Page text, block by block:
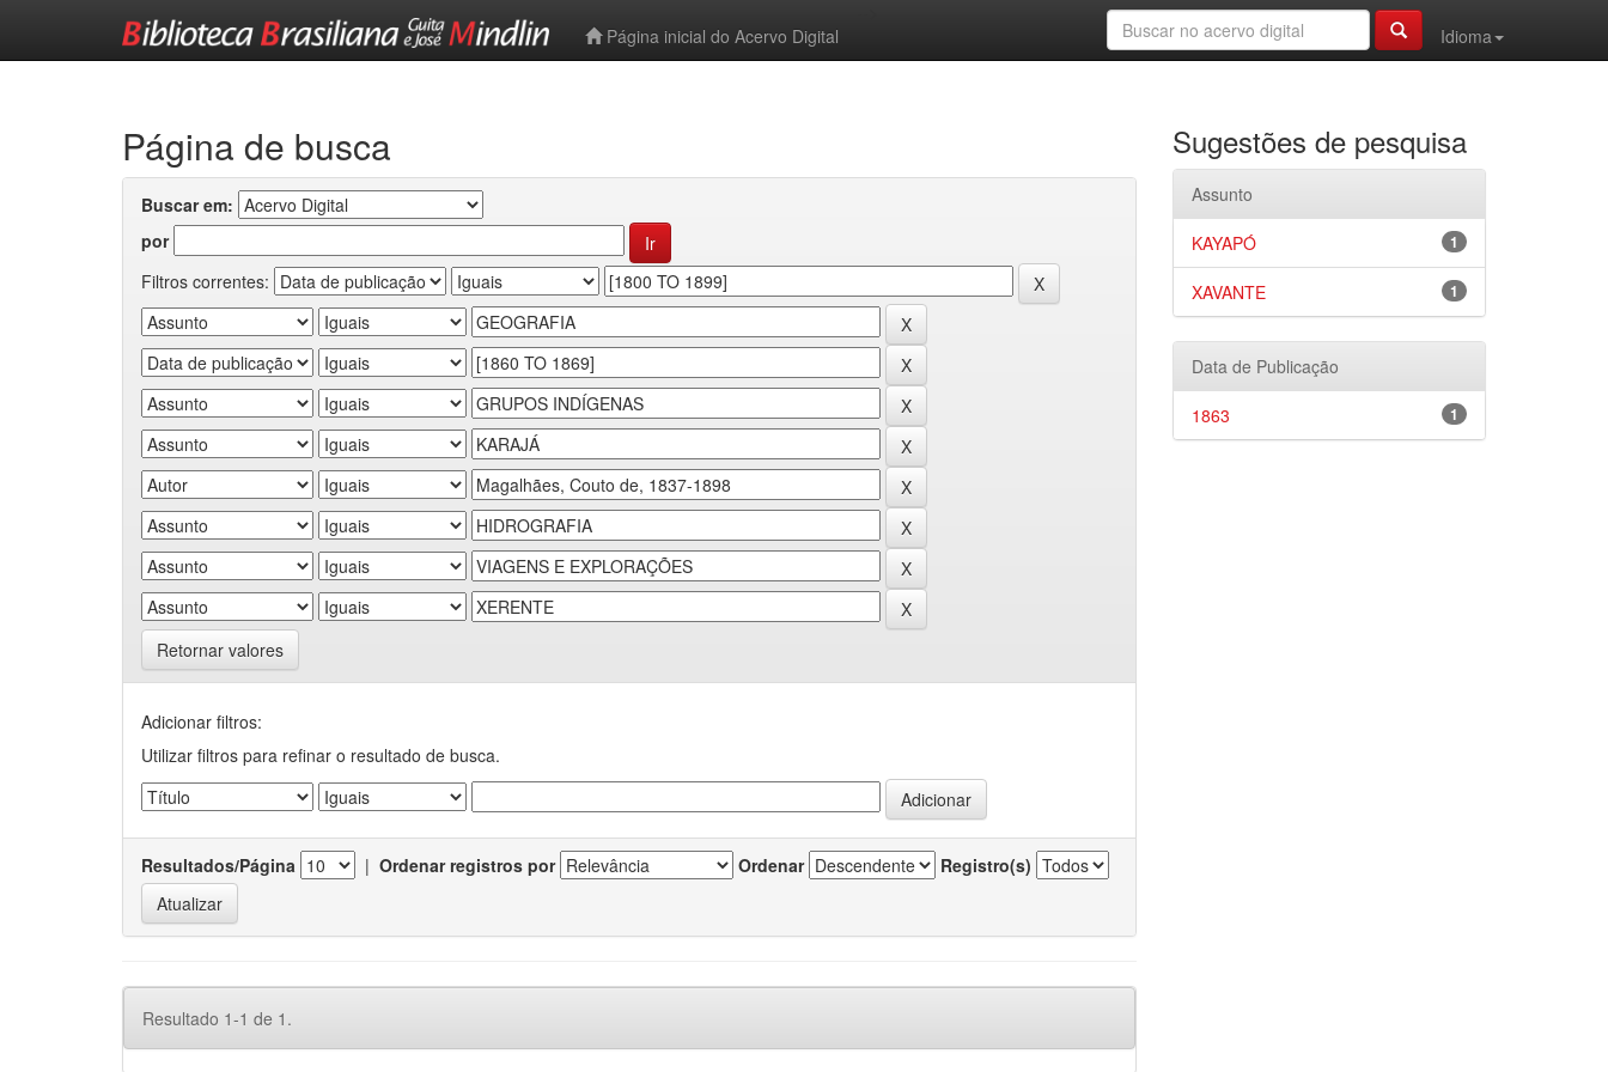
Página inicial do Acervo Digital
Idioma
Página de busca
Buscar em:
por
Filtros correntes:
Retornar valores
Adicionar filtros:
Utilizar filtros para refinar o resultado de busca.
Resultados/Página | Ordenar registros por Ordenar Registro(s)
Resultado 1-1 de 1.
Sugestões de pesquisa
Assunto
1
KAYAPÓ
1
XAVANTE
Data de Publicação
1
1863